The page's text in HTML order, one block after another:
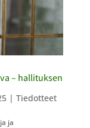
– hallituksen
| Tiedotteet
ja